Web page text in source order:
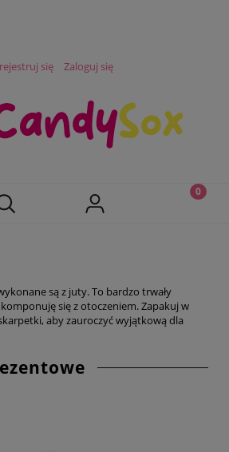
się Zaloguj się
są z juty. To bardzo trwały
się z otoczeniem. Zapakuj w
aby zauroczyć wyjątkową dla